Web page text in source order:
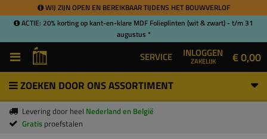
WIJ ZIJN OPEN EN BEREIKBAAR TIJDENS HET BOUWVERLOF
ACTIE: 20% korting op kant-en-klare MDF Folieplinten (wit & zwart) - t/m 31
augustus *
SERVICE INLOGGEN
ZAKELIJK € 0,00
ZOEKEN DOOR ONS ASSORTIMENT
Levering door heel Nederland en België
Gratis proefstalen